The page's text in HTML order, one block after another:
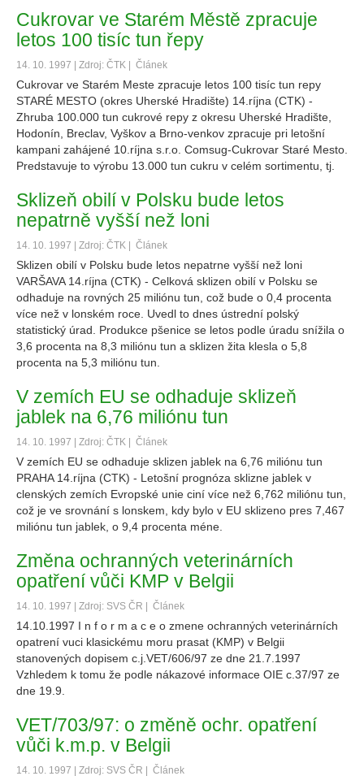
Cukrovar ve Starém Městě zpracuje
letos 100 tisíc tun řepy
14. 10. 1997 | Zdroj: ČTK | Článek
Cukrovar ve Starém Meste zpracuje letos 100 tisíc tun repy
STARÉ MESTO (okres Uherské Hradište) 14.ríjna (CTK) -
Zhruba 100.000 tun cukrové repy z okresu Uherské Hradište,
Hodonín, Breclav, Vyškov a Brno-venkov zpracuje pri letošní
kampani zahájené 10.ríjna s.r.o. Comsug-Cukrovar Staré Mesto.
Predstavuje to výrobu 13.000 tun cukru v celém sortimentu, tj.
Sklizeň obilí v Polsku bude letos
nepatrně vyšší než loni
14. 10. 1997 | Zdroj: ČTK | Článek
Sklizen obilí v Polsku bude letos nepatrne vyšší než loni
VARŠAVA 14.ríjna (CTK) - Celková sklizen obilí v Polsku se
odhaduje na rovných 25 miliónu tun, což bude o 0,4 procenta
více než v lonském roce. Uvedl to dnes ústrední polský
statistický úrad. Produkce pšenice se letos podle úradu snížila o
3,6 procenta na 8,3 miliónu tun a sklizen žita klesla o 5,8
procenta na 5,3 miliónu tun.
V zemích EU se odhaduje sklizeň
jablek na 6,76 miliónu tun
14. 10. 1997 | Zdroj: ČTK | Článek
V zemích EU se odhaduje sklizen jablek na 6,76 miliónu tun
PRAHA 14.ríjna (CTK) - Letošní prognóza sklizne jablek v
clenských zemích Evropské unie ciní více než 6,762 miliónu tun,
což je ve srovnání s lonskem, kdy bylo v EU sklizeno pres 7,467
miliónu tun jablek, o 9,4 procenta méne.
Změna ochranných veterinárních
opatření vůči KMP v Belgii
14. 10. 1997 | Zdroj: SVS ČR | Článek
14.10.1997 I n f o r m a c e o zmene ochranných veterinárních
opatrení vuci klasickému moru prasat (KMP) v Belgii
stanovených dopisem c.j.VET/606/97 ze dne 21.7.1997
Vzhledem k tomu že podle nákazové informace OIE c.37/97 ze
dne 19.9.
VET/703/97: o změně ochr. opatření
vůči k.m.p. v Belgii
14. 10. 1997 | Zdroj: SVS ČR | Článek